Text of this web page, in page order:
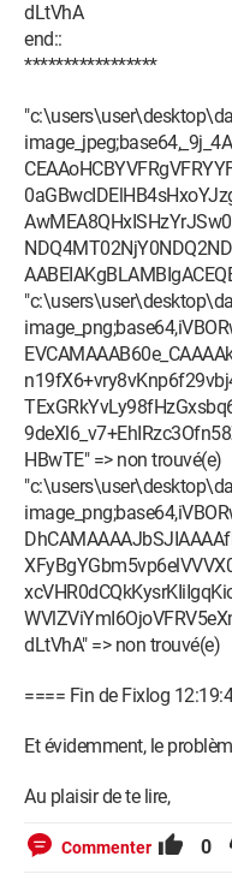
dLtVhA
end::
*****************
HBwTE" => non trouvé(e)
dLtVhA" => non trouvé(e)
==== Fin de Fixlog
Et évidemment, le
Au plaisir de te lire,
Commenter 0